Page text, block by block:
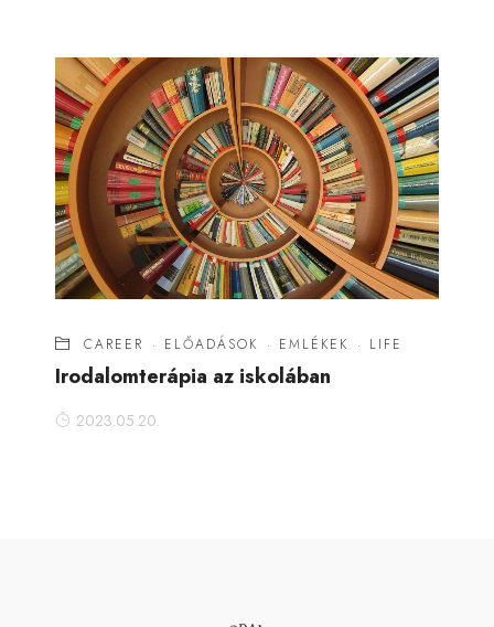
CAREER · ELŐADÁSOK · EMLÉKEK · LIFE
Irodalomterápia az iskolában
2023.05.20.